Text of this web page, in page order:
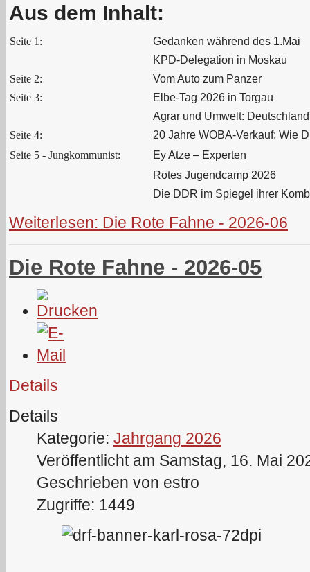
Aus dem Inhalt:
Seite 1:
Gedanken während des 1.Mai
KPD-Delegation in Moskau
Seite 2:
Vom Auto zum Panzer
Seite 3:
Elbe-Tag 2026 in Torgau
Agrar und Umwelt:
Seite 4:
20 Jahre WOBA-Verkauf: Wie
Seite 5 - Jungkommunist:
Ey Atze – Experten
Rotes Jugendcamp 2026
Die DDR im Spiegel ihrer
Weiterlesen: Die Rote Fahne - 2026-06
Die Rote Fahne - 2026-05
Details
Details
Kategorie: Jahrgang 2026
Veröffentlicht am Samstag, 16. Mai
Geschrieben von estro
Zugriffe: 1449